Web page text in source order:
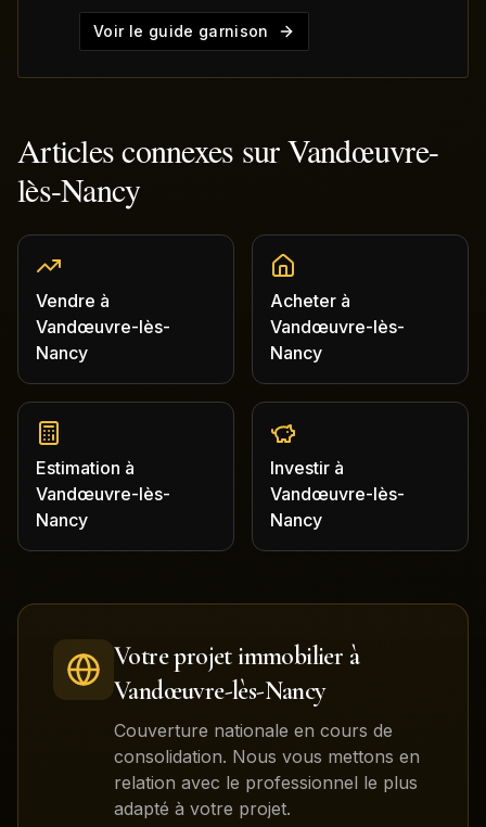
Voir le guide garnison
Articles connexes surVandœuvre-
lès-Nancy
Vendre à
Vandœuvre-lès-
Nancy
Acheter à
Vandœuvre-lès-
Nancy
Estimation à
Vandœuvre-lès-
Nancy
Investir à
Vandœuvre-lès-
Nancy
Votre projet immobilier à
Vandœuvre-lès-Nancy
Couverture nationale en cours de
consolidation. Nous vous mettons en
relation avec le professionnel le plus
adapté à votre projet.